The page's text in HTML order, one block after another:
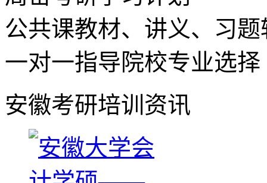
公共课教材、讲义、习
一对一指导院校专业选择
安徽考研培训资讯